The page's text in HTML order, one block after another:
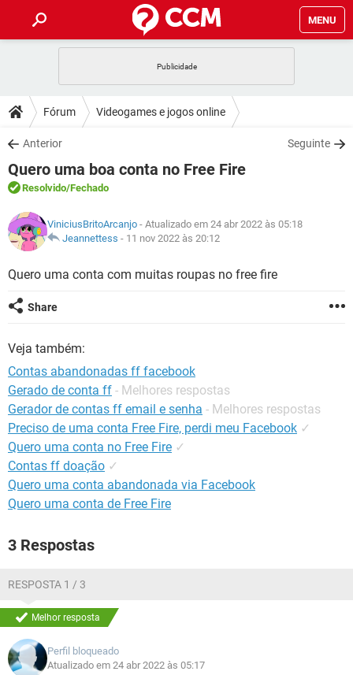
MENU
CELULAR FACEBOOK
OUTLOOK
INSTAGRAM GMAIL
GUIA DE COMPRAS
DICAS
JOGOS WHATSAPP
OUTLOOK
INSTAGRAM
GUIA DE COMPRAS
DOWNLOADS
JOGOS WHATSAPP
CELULAR
OUTLOOK EXCEL
INSTAGRAM
GUIA DE COMPRAS
FÓRUM
JOGOS
CELULAR FACEBOOK
GLOSSÁRIO
JOGOS
CELULAR FACEBOOK
OUTLOOK
GUIA DE COMPRAS
Fórum Videogames e jogos online
Anterior Seguinte
Quero uma boa conta no Free Fire
Resolvido/Fechado
ViniciusBritoArcanjo - Atualizado em 24 abr 2022 às 05:18
Jeannettess - 11 nov 2022 às 20:12
Quero uma conta com muitas roupas no free fire
Share
Veja também:
Contas abandonadas ff facebook
Gerado de conta ff - Melhores respostas
Gerador de contas ff email e senha - Melhores respostas
Preciso de uma conta Free Fire, perdi meu Facebook ✓
Quero uma conta no Free Fire ✓
Contas ff doação ✓
Quero uma conta abandonada via Facebook
Quero uma conta de Free Fire
3 Respostas
RESPOSTA 1 / 3
Melhor resposta
Perfil bloqueado
Atualizado em 24 abr 2022 às 05:17